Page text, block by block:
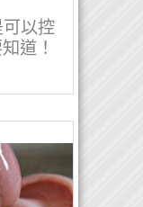
以控
道！